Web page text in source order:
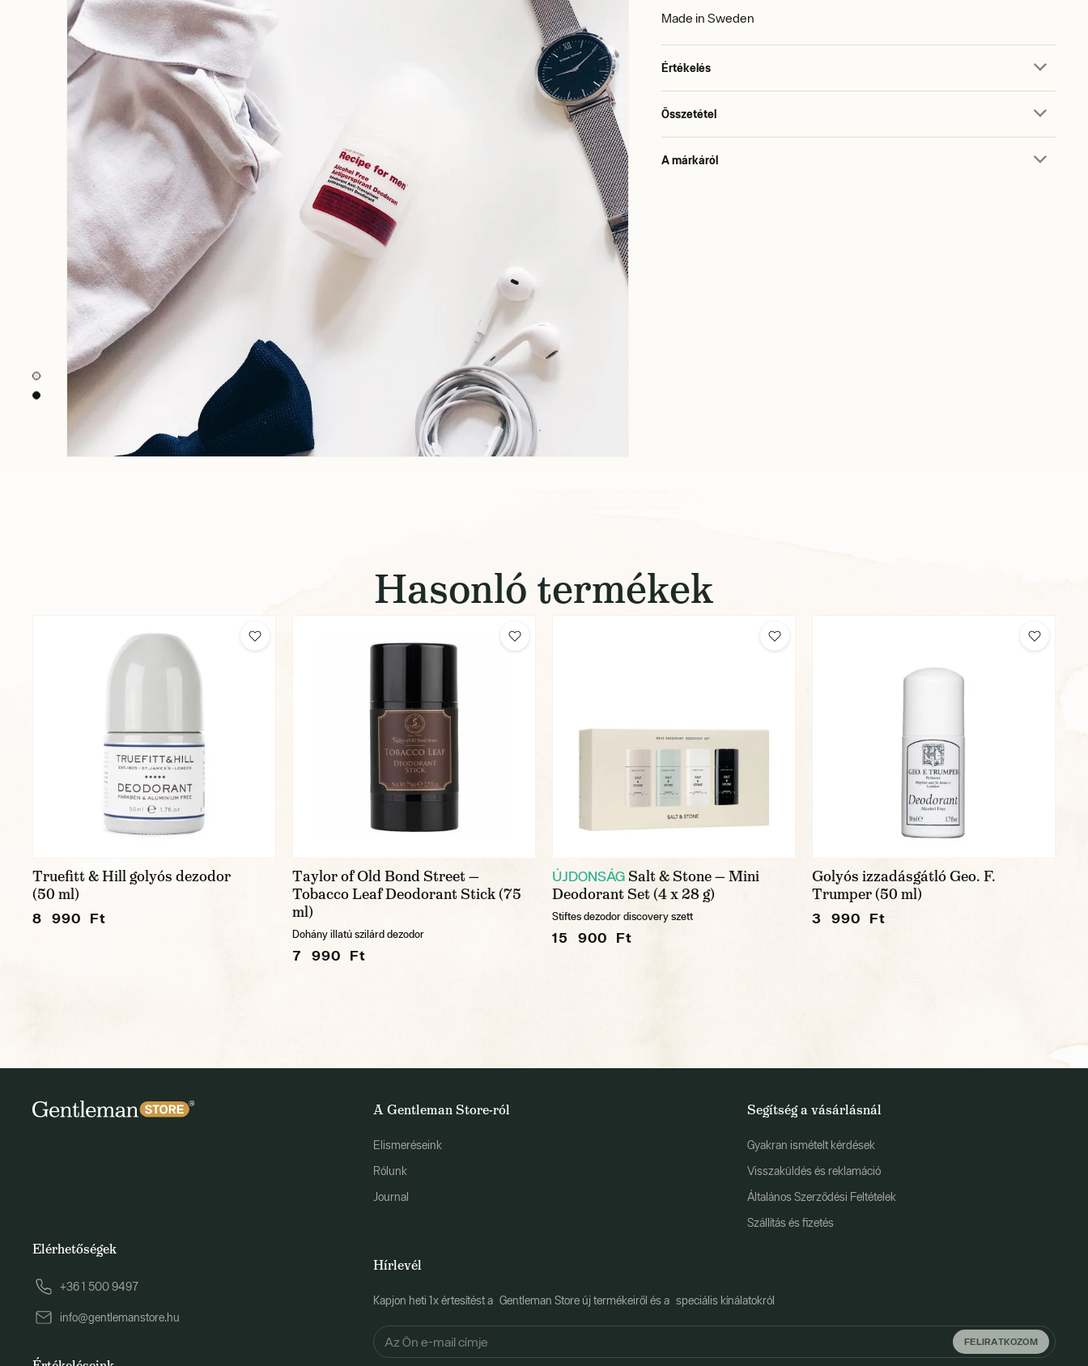
Made in Sweden
Értékelés
Összetétel
A márkáról
Hasonló termékek
Truefitt & Hill golyós dezodor
(50 ml)
8 990 Ft
Taylor of Old Bond Street —
Tobacco Leaf Deodorant Stick (75
ml)
Dohány illatú szilárd dezodor
7 990 Ft
ÚJDONSÁG Salt & Stone — Mini
Deodorant Set (4 x 28 g)
Stiftes dezodor discovery szett
15 900 Ft
Golyós izzadásgátló Geo. F.
Trumper (50 ml)
3 990 Ft
A Gentleman Store-ról
Elismeréseink
Rólunk
Journal
Segítség a vásárlásnál
Gyakran ismételt kérdések
Visszaküldés és reklamáció
Általános Szerződési Feltételek
Szállítás és fizetés
Hírlevél
Kapjon heti 1x értesítést a Gentleman Store új termékeiről és a speciális kínálatokról
FELIRATKOZOM
Elérhetőségek
+36 1 500 9497
info@gentlemanstore.hu